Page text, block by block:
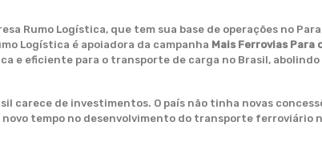
Rumo Logística, que tem sua base de operações no
Logística é apoiadora da campanha Mais Ferrovias Para
e eficiente para o transporte de carga no Brasil,
carece de investimentos. O país não tinha novas
tempo no desenvolvimento do transporte ferroviário